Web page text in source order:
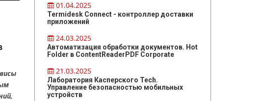
01.04.2025
Termidesk Connect - контроллер доставки
приложений
24.03.2025
Автоматизация обработки документов. Hot
Folder в ContentReaderPDF Corporate
21.03.2025
Лаборатория Касперского Tech.
Управление безопасностью мобильных
устройств